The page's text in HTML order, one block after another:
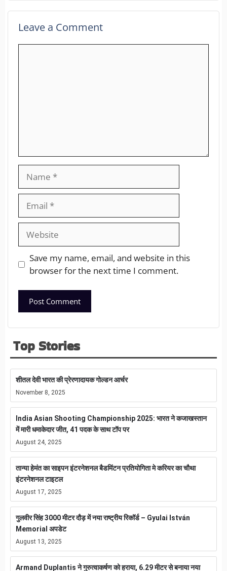
Leave a Comment
Save my name, email, and website in this
browser for the next time I comment.
Top Stories
शीतल देवी भारत की प्रेरणादायक गोल्डन आर्चर
November 8, 2025
India Asian Shooting Championship 2025: भारत ने कजाखस्तान
में मारी धमाकेदार जीत, 41 पदक के साथ टॉप पर
August 24, 2025
तान्या हेमंत का साइपन इंटरनेशनल बैडमिंटन प्रतियोगिता मे करियर का चौथा
इंटरनेशनल टाइटल
August 17, 2025
गुलवीर सिंह 3000 मीटर दौड़ में नया राष्ट्रीय रिकॉर्ड – Gyulai István
Memorial अपडेट
August 13, 2025
Armand Duplantis ने गुरुत्वाकर्षण को हराया, 6.29 मीटर से बनाया नया